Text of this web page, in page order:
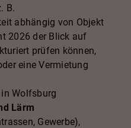
B.
abhängig von Objekt
2026 der Blick auf
prüfen können,
eine Vermietung
in Wolfsburg
Lärm
Gewerbe),